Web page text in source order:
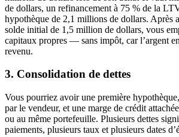
de dollars, un refinancement à 75 % de la
hypothèque de 2,1 millions de dollars. Après
solde initial de 1,5 million de dollars, vous
capitaux propres — sans impôt, car l’argent
revenu.
3. Consolidation de dettes
Vous pourriez avoir une première
par le vendeur, et une marge de crédit
ou au même portefeuille. Plusieurs dettes
paiements, plusieurs taux et plusieurs dates